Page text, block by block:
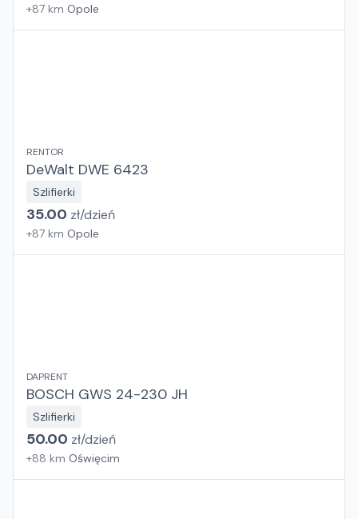
+87 km Opole
RENTOR
DeWalt DWE 6423
Szlifierki
35.00 zł/dzień
+87 km Opole
DAPRENT
BOSCH GWS 24-230 JH
Szlifierki
50.00 zł/dzień
+88 km Oświęcim